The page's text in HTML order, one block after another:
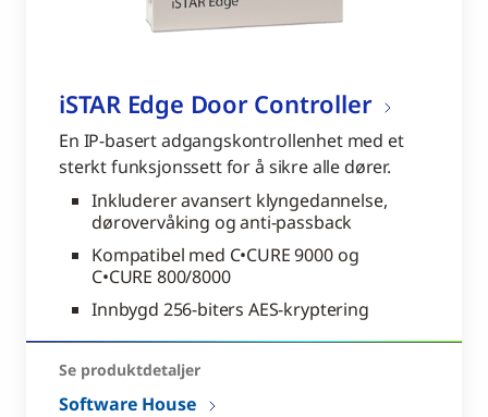
iSTAR Edge Door Controller
En IP-basert adgangskontrollenhet med et
sterkt funksjonssett for å sikre alle dører.
Inkluderer avansert klyngedannelse,
dørovervåking og anti-passback
Kompatibel med C•CURE 9000 og
C•CURE 800/8000
Innbygd 256-biters AES-kryptering
Se produktdetaljer
Software House